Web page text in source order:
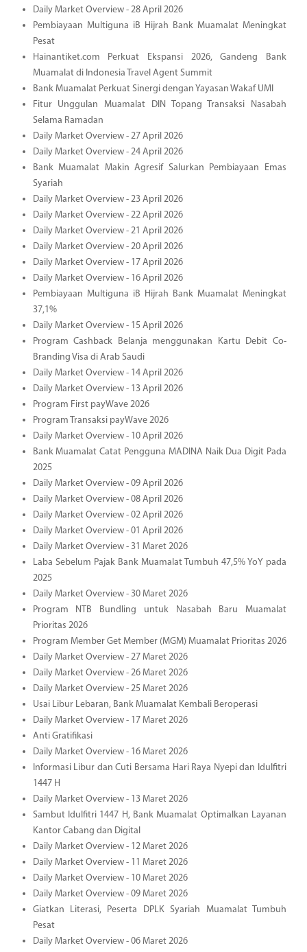
Daily Market Overview - 28 April 2026
Pembiayaan Multiguna iB Hijrah Bank Muamalat Meningkat
Pesat
Hainantiket.com Perkuat Ekspansi 2026, Gandeng Bank
Muamalat di Indonesia Travel Agent Summit
Bank Muamalat Perkuat Sinergi dengan Yayasan Wakaf UMI
Fitur Unggulan Muamalat DIN Topang Transaksi Nasabah
Selama Ramadan
Daily Market Overview - 27 April 2026
Daily Market Overview - 24 April 2026
Bank Muamalat Makin Agresif Salurkan Pembiayaan Emas
Syariah
Daily Market Overview - 23 April 2026
Daily Market Overview - 22 April 2026
Daily Market Overview - 21 April 2026
Daily Market Overview - 20 April 2026
Daily Market Overview - 17 April 2026
Daily Market Overview - 16 April 2026
Pembiayaan Multiguna iB Hijrah Bank Muamalat Meningkat
37,1%
Daily Market Overview - 15 April 2026
Program Cashback Belanja menggunakan Kartu Debit Co-
Branding Visa di Arab Saudi
Daily Market Overview - 14 April 2026
Daily Market Overview - 13 April 2026
Program First payWave 2026
Program Transaksi payWave 2026
Daily Market Overview - 10 April 2026
Bank Muamalat Catat Pengguna MADINA Naik Dua Digit Pada
2025
Daily Market Overview - 09 April 2026
Daily Market Overview - 08 April 2026
Daily Market Overview - 02 April 2026
Daily Market Overview - 01 April 2026
Daily Market Overview - 31 Maret 2026
Laba Sebelum Pajak Bank Muamalat Tumbuh 47,5% YoY pada
2025
Daily Market Overview - 30 Maret 2026
Program NTB Bundling untuk Nasabah Baru Muamalat
Prioritas 2026
Program Member Get Member (MGM) Muamalat Prioritas 2026
Daily Market Overview - 27 Maret 2026
Daily Market Overview - 26 Maret 2026
Daily Market Overview - 25 Maret 2026
Usai Libur Lebaran, Bank Muamalat Kembali Beroperasi
Daily Market Overview - 17 Maret 2026
Anti Gratifikasi
Daily Market Overview - 16 Maret 2026
Informasi Libur dan Cuti Bersama Hari Raya Nyepi dan Idulfitri
1447 H
Daily Market Overview - 13 Maret 2026
Sambut Idulfitri 1447 H, Bank Muamalat Optimalkan Layanan
Kantor Cabang dan Digital
Daily Market Overview - 12 Maret 2026
Daily Market Overview - 11 Maret 2026
Daily Market Overview - 10 Maret 2026
Daily Market Overview - 09 Maret 2026
Giatkan Literasi, Peserta DPLK Syariah Muamalat Tumbuh
Pesat
Daily Market Overview - 06 Maret 2026